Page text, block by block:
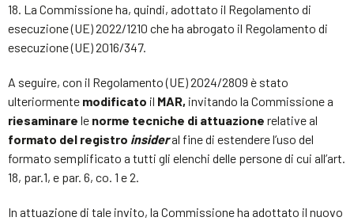
18. La Commissione ha, quindi, adottato il Regolamento di
esecuzione (UE) 2022/1210 che ha abrogato il Regolamento di
esecuzione (UE) 2016/347.
A seguire, con il Regolamento (UE) 2024/2809 è stato
ulteriormente modificato il MAR, invitando la Commissione a
riesaminare le norme tecniche di attuazione relative al
formato del registro insideral fine di estendere l’uso del
formato semplificato a tutti gli elenchi delle persone di cui all’art.
18, par.1, e par. 6, co. 1 e 2.
In attuazione di tale invito, la Commissione ha adottato il nuovo